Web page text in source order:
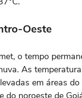
Oeste
o tempo
As
em áreas
do noroeste de